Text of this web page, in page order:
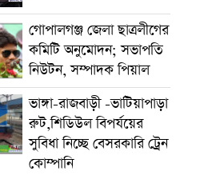
গোপালগঞ্জ জেলা ছাত্রলীগের
কমিটি অনুমোদন; সভাপতি
নিউটন, সম্পাদক পিয়াল
ভাঙ্গা-রাজবাড়ী -ভাটিয়াপাড়া
রুট,শিডিউল বিপর্যয়ের
সুবিধা নিচ্ছে বেসরকারি ট্রেন
কোম্পানি